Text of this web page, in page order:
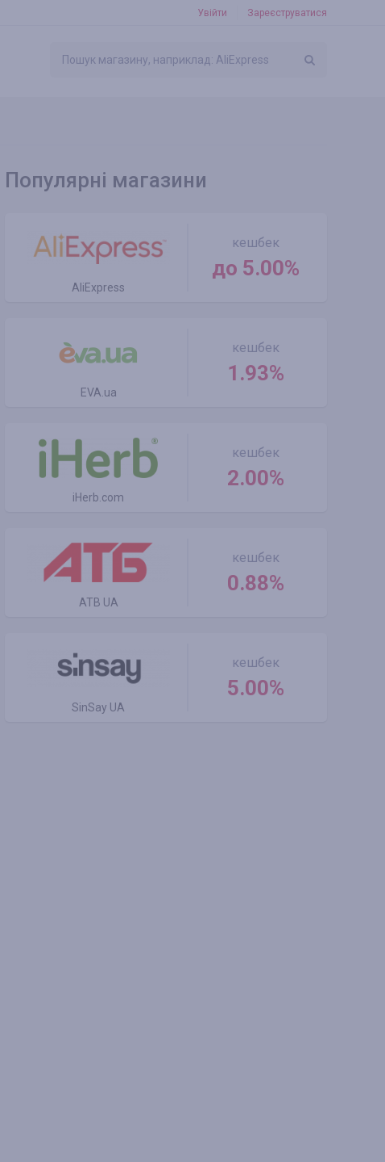
Увійти Зареєструватися
Популярні магазини
AliExpress
кешбек
до 5.00%
EVA.ua
кешбек
1.93%
iHerb.com
кешбек
2.00%
ATB UA
кешбек
0.88%
SinSay UA
кешбек
5.00%